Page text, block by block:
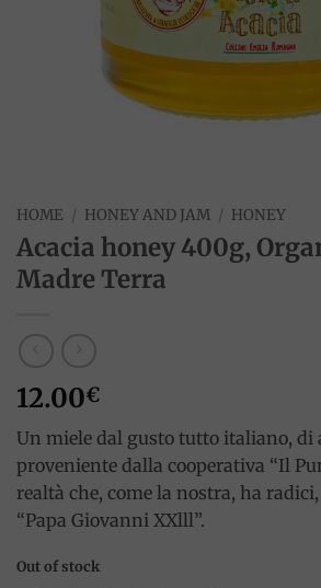
HOME / HONEY AND JAM / HONEY
Acacia honey 400g,
Madre Terra
12.00€
Un miele dal gusto tutto italiano, di
proveniente dalla cooperativa “Il
realtà che, come la nostra, ha
“Papa Giovanni XXlll”.
Out of stock